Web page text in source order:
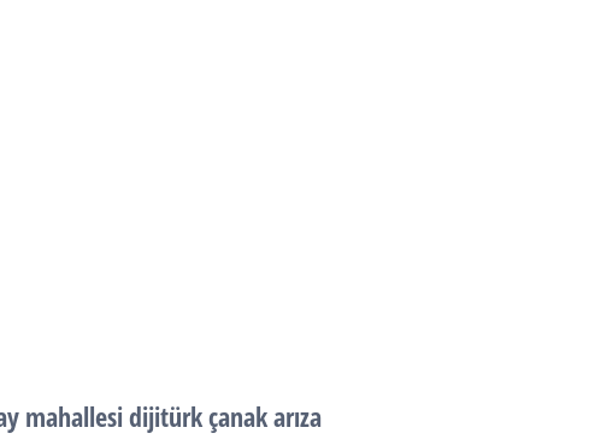
mahallesi dijitürk çanak arıza